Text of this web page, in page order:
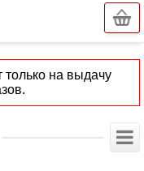
только на выдачу